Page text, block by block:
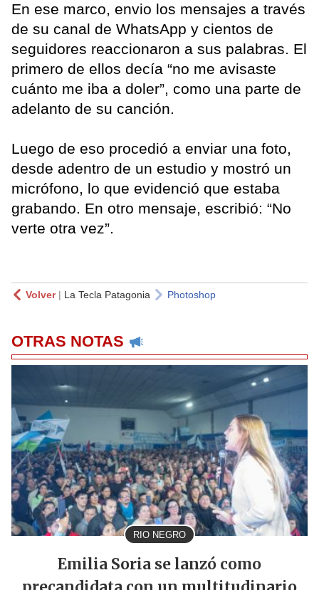
En ese marco, envio los mensajes a través
de su canal de WhatsApp y cientos de
seguidores reaccionaron a sus palabras. El
primero de ellos decía “no me avisaste
cuánto me iba a doler”, como una parte de
adelanto de su canción.
Luego de eso procedió a enviar una foto,
desde adentro de un estudio y mostró un
micrófono, lo que evidenció que estaba
grabando. En otro mensaje, escribió: “No
verte otra vez”.
Volver| La Tecla Patagonia Photoshop
OTRAS NOTAS
RIO NEGRO
Emilia Soria se lanzó como